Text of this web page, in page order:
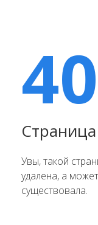
Увы, такой
удалена, а
существовала.